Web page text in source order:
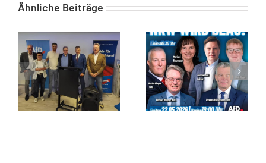
Ähnliche Beiträge